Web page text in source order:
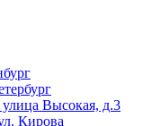
Высокая, д.3
Кирова